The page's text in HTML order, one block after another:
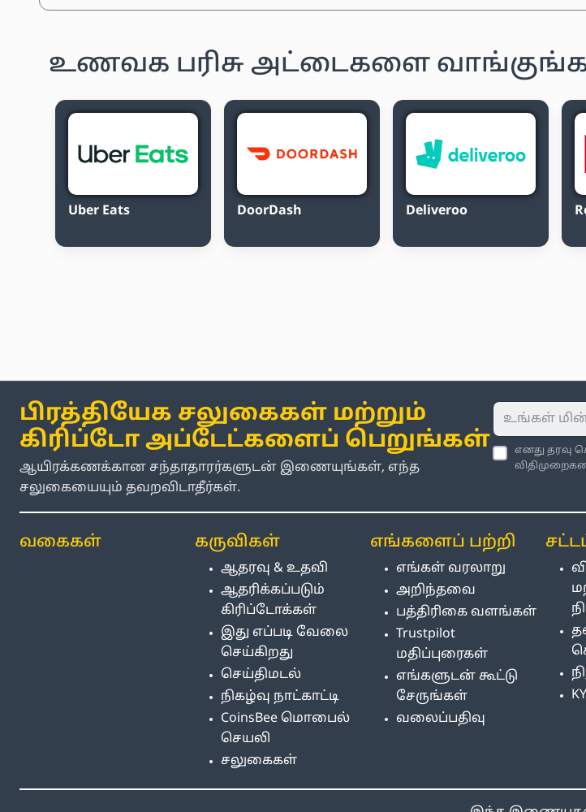
உணவக பரிசு அட்டைகளை
Uber Eats DoorDash Deliveroo
பிரத்தியேக சலுகைகள் மற்றும்
கிரிப்டோ அப்டேட்களைப் பெறுங்கள்
ஆயிரக்கணக்கான சந்தாதாரர்களுடன் இணையுங்கள், எந்த
சலுகையையும் தவறவிடாதீர்கள்.
எனது தரவு
வகைகள் கருவிகள்
ஆதரவு & உதவி
ஆதரிக்கப்படும்
கிரிப்டோக்கள்
இது எப்படி வேலை
செய்கிறது
செய்திமடல்
நிகழ்வு நாட்காட்டி
CoinsBee மொபைல்
செயலி
சலுகைகள்
எங்களைப் பற்றி
எங்கள் வரலாறு
அறிந்தவை
பத்திரிகை வளங்கள்
Trustpilot
மதிப்புரைகள்
எங்களுடன் கூட்டு
சேருங்கள்
வலைப்பதிவு